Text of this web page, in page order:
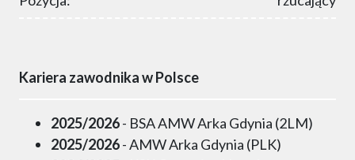
Kariera zawodnika w Polsce
2025/2026- BSA AMW Arka Gdynia (2LM)
2025/2026- AMW Arka Gdynia (PLK)